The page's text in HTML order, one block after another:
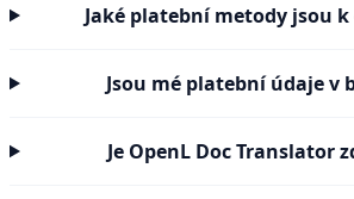
Jaké platební metody jsou k
Jsou mé platební údaje v
Je OpenL Doc Translator